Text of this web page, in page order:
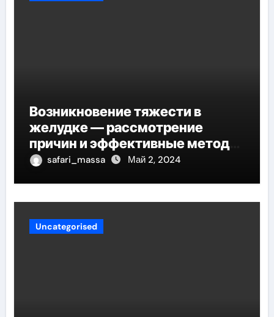
Возникновение тяжести в
желудке — рассмотрение
причин и эффективные методы
снятия дискомфорта
safari_massa Май 2, 2024
Uncategorised